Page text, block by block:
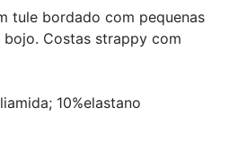
tule bordado com pequenas
Costas strappy com
10%elastano